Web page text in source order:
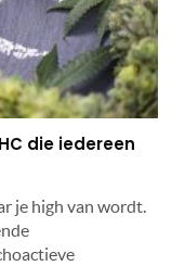
die iedereen
je high van wordt.